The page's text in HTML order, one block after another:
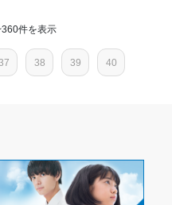
自分自身の苦手項目に合わ
、成績が伸びるということ
を持った指導をしてほしか
。トイレも綺麗であった
麗で快適であった。
件を表示
38 39 40